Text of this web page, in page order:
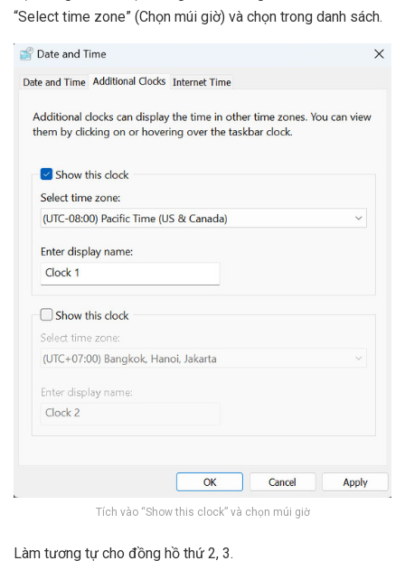
“Select time zone” (Chọn múi giờ) và chọn trong danh sách.
Tích vào “Show this clock” và chọn múi giờ
Làm tương tự cho đồng hồ thứ 2, 3.